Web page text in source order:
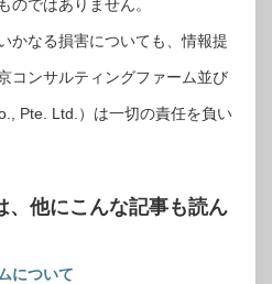
のではありません。
かなる損害についても、情報提
コンサルティングファーム並び
Pte. Ltd.）は一切の責任を負い
、他にこんな記事も読ん
について